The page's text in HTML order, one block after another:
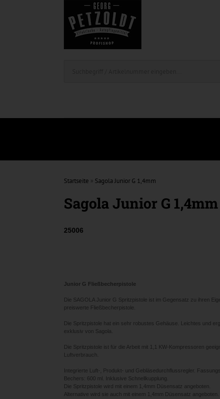
Startseite » Sagola Junior G 1,4mm
Sagola Junior G 1,4mm
25006
Junior G Fließbecherpistole
Die SAGOLA Junior G Spritzpistole ist im Gegensatz zu ihren
preiswerte Fließbecherpistole.
Die Spritzpistole hat ein sehr robustes Gehäuse. Leichtes und
exklusiv von Sagola.
Die Spritzpistole ist für die Arbeit mit 1,1 KW-Kompressoren
Luftverbrauch.
Integrierte Luft-, Produkt- und Gebläsedurchflussregler.
Bechers: 600 ml. Inklusive Schnellkupplung.
Die Spritzpistole wird mit einem 1,4mm Düsensatz angeboten.
Alternative wird sie auch mit einem 1,4mm Düsensatz angeboten.